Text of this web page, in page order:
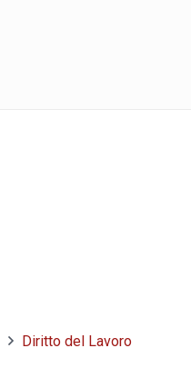
Diritto del Lavoro